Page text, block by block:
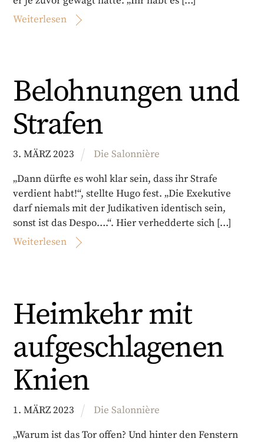
Weiterlesen
Belohnungen und
Strafen
3.MÄRZ 2023
Die Salonnière
„Dann dürfte es wohl klar sein, dass ihr Strafe
verdient habt!“, stellte Hugo fest. „Die Exekutive
darf niemals mit der Judikativen identisch sein,
sonst ist das Despo….“. Hier verhedderte sich […]
Weiterlesen
Heimkehr mit
aufgeschlagenen
Knien
1.MÄRZ 2023
Die Salonnière
„Warum ist das Tor offen? Und hinter den Fenstern